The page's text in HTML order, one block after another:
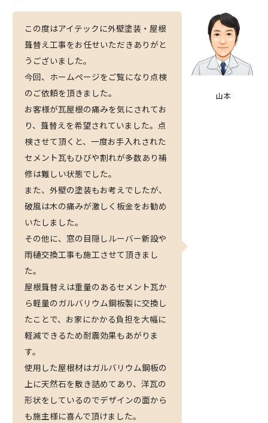
この度はアイテックに外壁塗装・屋根
葺替え工事をお任せいただきありがと
うございました。
今回、ホームページをご覧になり点検
のご依頼を頂きました。
お客様が瓦屋根の痛みを気にされてお
り、葺替えを希望されていました。点
検させて頂くと、一度お手入れされた
セメント瓦もひびや割れが多数あり補
修は難しい状態でした。
また、外壁の塗装もお考えでしたが、
破風は木の痛みが激しく板金をお勧め
いたしました。
その他に、窓の目隠しルーバー新設や
雨樋交換工事も施工させて頂きまし
た。
屋根葺替えは重量のあるセメント瓦か
ら軽量のガルバリウム鋼板製に交換し
たことで、お家にかかる負担を大幅に
軽減できるため耐震効果もあがりま
す。
使用した屋根材はガルバリウム鋼板の
上に天然石を敷き詰めてあり、洋瓦の
形状をしているのでデザインの面から
も施主様に喜んで頂けました。
山本